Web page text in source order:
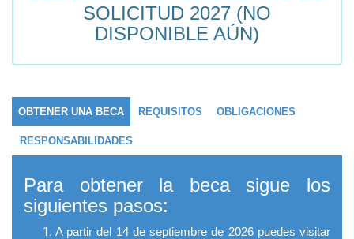
SOLICITUD 2027 (NO
DISPONIBLE AÚN)
OBTENER UNA BECA REQUISITOS OBLIGACIONES
RESPONSABILIDADES
Para obtener la beca sigue los
siguientes pasos:
A partir del 14 de septiembre de 2026 puedes visitar